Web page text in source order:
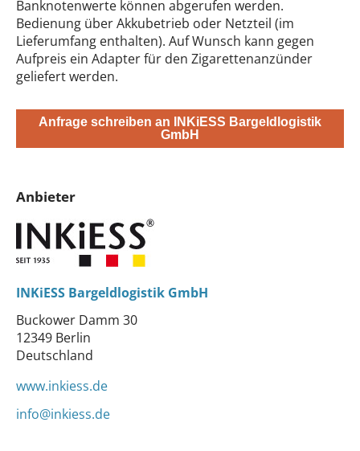
Banknotenwerte können abgerufen werden.
Bedienung über Akkubetrieb oder Netzteil (im
Lieferumfang enthalten). Auf Wunsch kann gegen
Aufpreis ein Adapter für den Zigarettenanzünder
geliefert werden.
Anfrage schreiben an INKiESS Bargeldlogistik
GmbH
Anbieter
INKiESS Bargeldlogistik GmbH
Buckower Damm 30
12349 Berlin
Deutschland
www.inkiess.de
info@inkiess.de